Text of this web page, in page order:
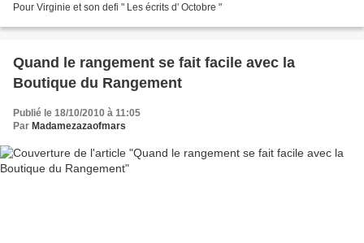
Pour Virginie et son defi " Les écrits d' Octobre "
Quand le rangement se fait facile avec la
Boutique du Rangement
Publié le 18/10/2010 à 11:05
Par Madamezazaofmars